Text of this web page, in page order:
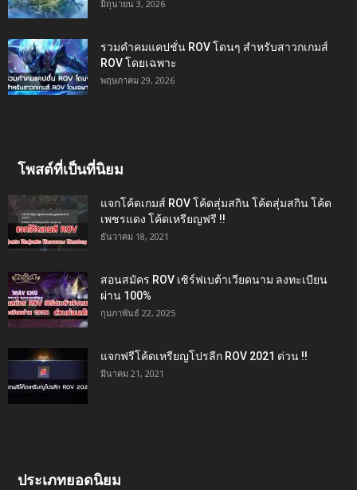
มิถุนายน 3, 2026
รวมคำคมแคปชั่น ROV โดนๆ สำหรับสาวกเกมส์
ROV โดยเฉพาะ
พฤษภาคม 29, 2026
โพสต์ที่เป็นที่นิยม
แจกโค้ดเกมส์ ROV โค้ดสุ่มสกิน โค้ดสุ่มสกิน โค้ด
เพชรแดง โค้ดเหรียญฟรี !!
ธันวาคม 18, 2021
สอนสมัคร ROV เซิร์ฟเบต้าเวียดนาม ลงทะเบียน
ผ่าน 100%
กุมภาพันธ์ 22, 2025
แจกฟรีโค้ดเหรียญโปรลีก ROV 2021 ด่วน !!
มีนาคม 21, 2021
ประเภทยอดนิยม